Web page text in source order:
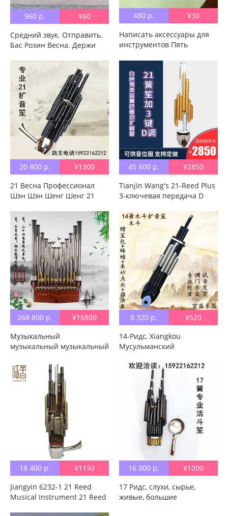
960 р.
¥60
Средний звук. Отправить.
Бас Розин Весна. Держи
таблица（B4-C3.）
480 р.
¥30
Написать аксессуары для
инструментов Пять
износостойкий, прочный,
водонепроницаемый ,
Анти-ржавчина, нет
зеленых
20 800 р.
¥1300
21 Весна Профессионал
Шэн Шэн Шенг Шенг 21
Апинет Шэн Шэн Шэн
Нация играет на
музыкальном инструменте
для
45 600 р.
¥2850
Tianjin Wang's 21-Reed Plus
3-ключевая передача D
музыкальный инструмент
Zizhu белый Жареный
медный мегафон фауна
268 800 р.
¥16800
Музыкальный
музыкальный музыкальный
профессиональный
тридцать шесть весенний
тональный волейбол
красный Деревянные ноги
8 320 р.
¥520
14-Ридс, Xiangkou
Мусульманский
Профессиональный
взрослый студент, XIU YU,
EBAD, Tumble
18 400 р.
¥1150
Jiangyin 6232-1 21 Reed
Musical Instrument 21 Reed
16 000 р.
¥1000
17 Ридс, слухи, сырье,
живые, большие